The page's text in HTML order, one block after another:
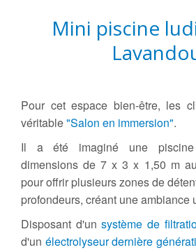
Mini piscine
Pour cet espace bien-être, les
véritable"Salon en immersion".
Il a été imaginé une piscine
dimensions de 7 x 3 x 1,50 m
pour offrir plusieurs zones de
profondeurs, créant une ambiance
Disposant d'unsystème de
d'un électrolyseur dernière